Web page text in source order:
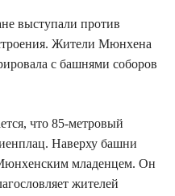
выступали против
Жители Мюнхена
с башнями соборов
что 85-метровый
Наверху башни
младенцем. Он
жителей